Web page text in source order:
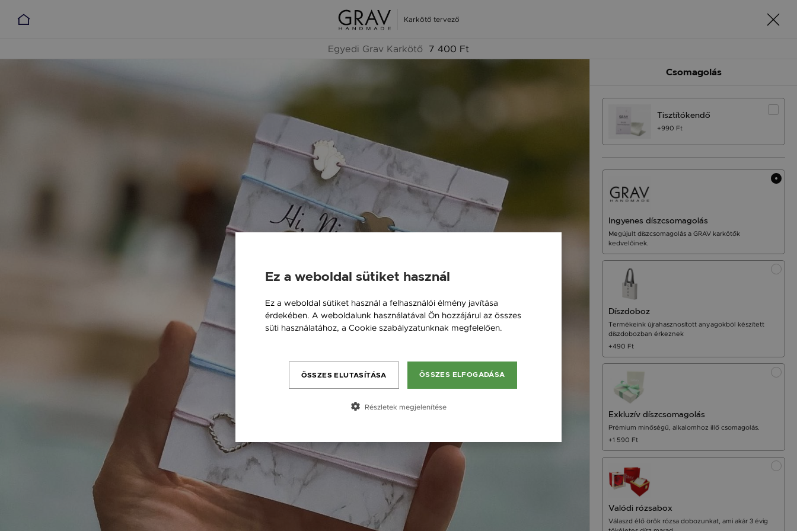
Karkötő tervező
Egyedi Grav Karkötő 7 400 Ft
Csomagolás
Tisztítókendő
+990 Ft
Ingyenes díszcsomagolás
Megújult díszcsomagolás a GRAV karkötők
kedvelőinek.
Díszdoboz
Termékeink újrahasznosított anyagokból készített
díszdobozban érkeznek
+490 Ft
Exkluzív díszcsomagolás
Prémium minőségű, alkalomhoz illő csomagolás.
+1 590 Ft
Valódi rózsabox
Válaszd élő örök rózsa dobozunkat, ami akár 3 évig
Ez a weboldal sütiket használ
Ez a weboldal sütiket használ a felhasználói élmény javítása
érdekében. A weboldalunk használatával Ön hozzájárul az összes
süti használatához, a Cookie szabályzatunknak megfelelően.
ÖSSZES ELFOGADÁSA
ÖSSZES ELUTASÍTÁSA
Részletek megjelenítése